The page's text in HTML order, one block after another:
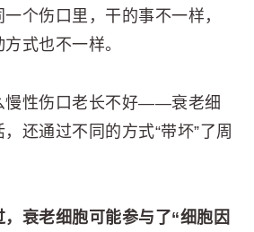
个伤口里，干的事不一样，
式也不一样。
慢性伤口老长不好——衰老细
还通过不同的方式“带坏”了周
衰老细胞可能参与了“细胞因